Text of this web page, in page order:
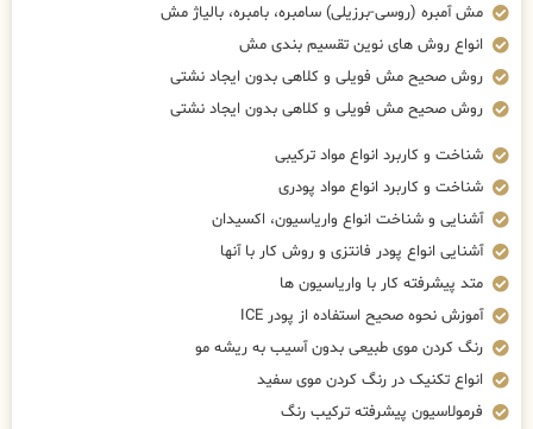
مش آمبره (روسی-برزیلی) سامبره، بامبره، بالیاژ مش
انواع روش های نوین تقسیم بندی مش
روش صحیح مش فویلی و کلاهی بدون ایجاد نشتی
روش صحیح مش فویلی و کلاهی بدون ایجاد نشتی
شناخت و کاربرد انواع مواد ترکیبی
شناخت و کاربرد انواع مواد پودری
آشنایی و شناخت انواع واریاسیون، اکسیدان
آشنایی انواع پودر فانتزی و روش کار با آنها
متد پیشرفته کار با واریاسیون ها
آموزش نحوه صحیح استفاده از پودر ICE
رنگ کردن موی طبیعی بدون آسیب به ریشه مو
انواع تکنیک در رنگ کردن موی سفید
فرمولاسیون پیشرفته ترکیب رنگ